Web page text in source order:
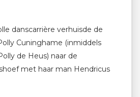
danscarrière verhuisde de
Cuninghame (inmiddels
de Heus) naar de
met haar man Hendricus